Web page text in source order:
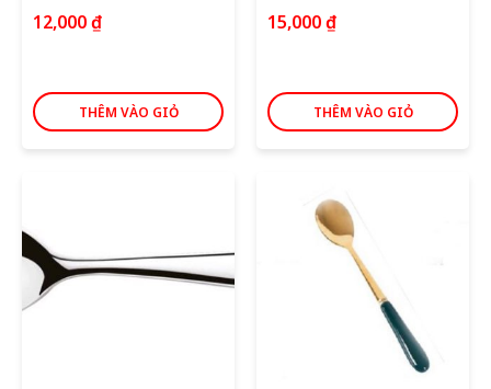
12,000₫
THÊM VÀO GIỎ
15,000₫
THÊM VÀO GIỎ